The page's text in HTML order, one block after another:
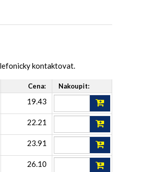
kontaktovat.
Cena: Nakoupit:
19.43
22.21
23.91
26.10